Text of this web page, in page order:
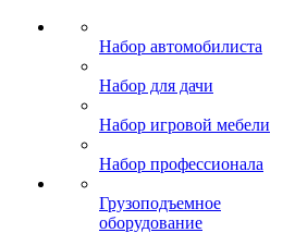
Набор автомобилиста
Набор для дачи
Набор игровой мебели
Набор профессионала
Грузоподъемное
оборудование